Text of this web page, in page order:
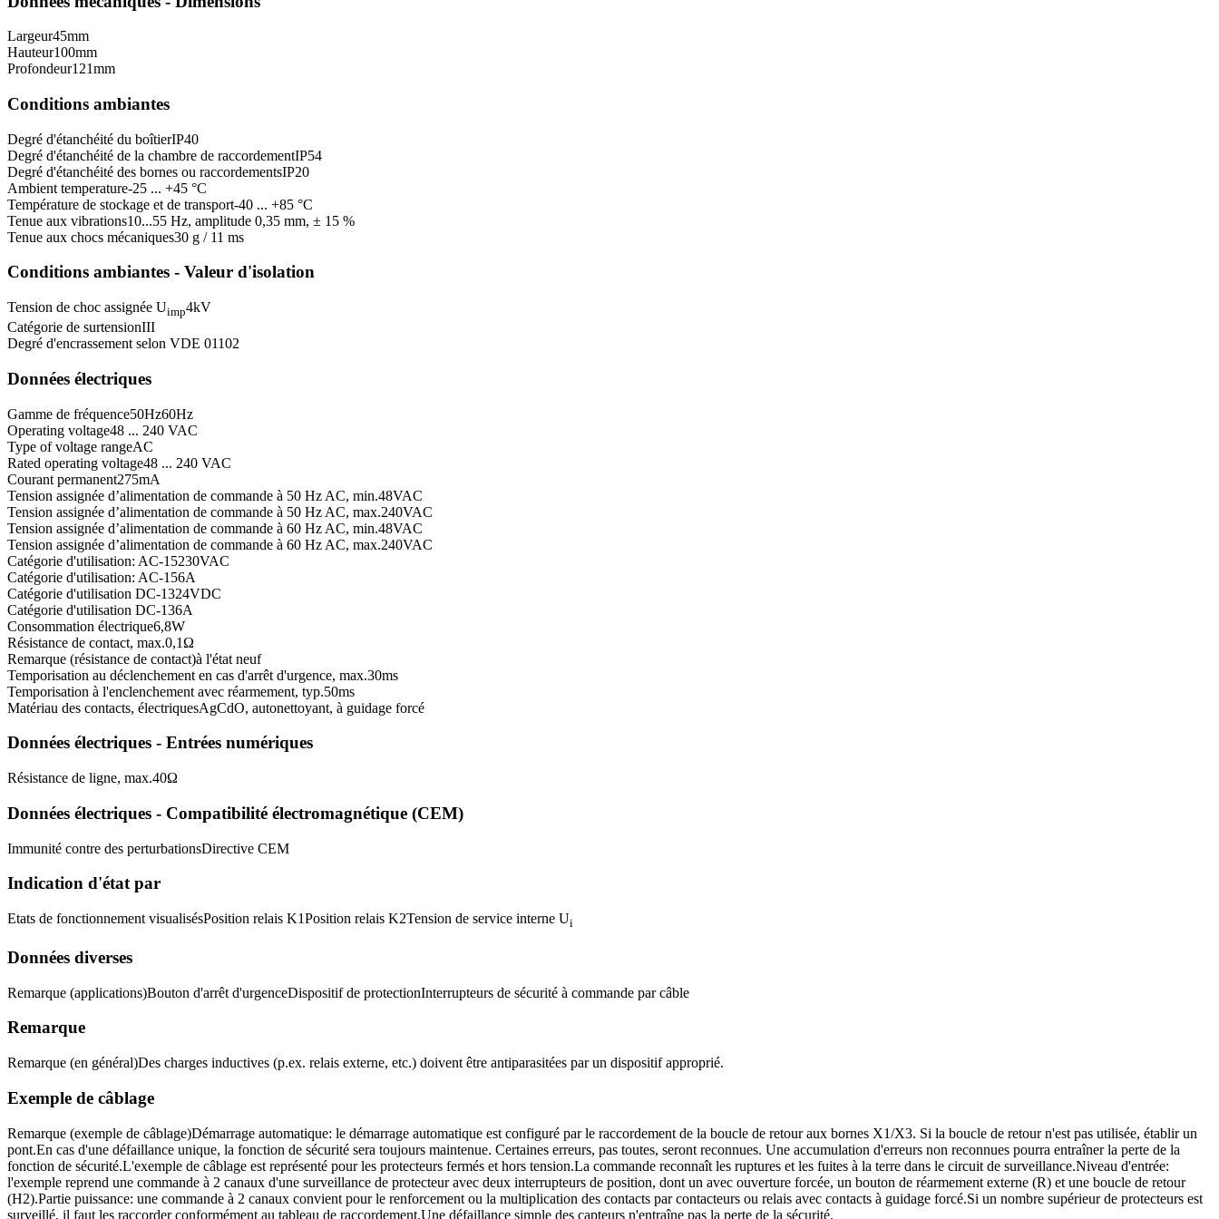
Largeur45mm
Hauteur100mm
Profondeur121mm
Conditions ambiantes
Degré d'étanchéité du boîtierIP40
Degré d'étanchéité de la chambre de raccordementIP54
Degré d'étanchéité des bornes ou raccordementsIP20
Ambient temperature-25 ... +45 °C
Température de stockage et de transport-40 ... +85 °C
Tenue aux vibrations10...55 Hz, amplitude 0,35 mm, ± 15 %
Tenue aux chocs mécaniques30 g / 11 ms
Conditions ambiantes - Valeur d'isolation
Tension de choc assignée Uimp4kV
Catégorie de surtensionIII
Degré d'encrassement selon VDE 01102
Données électriques
Gamme de fréquence50Hz60Hz
Operating voltage48 ... 240 VAC
Type of voltage rangeAC
Rated operating voltage48 ... 240 VAC
Courant permanent275mA
Tension assignée d’alimentation de commande à 50 Hz AC, min.48VAC
Tension assignée d’alimentation de commande à 50 Hz AC, max.240VAC
Tension assignée d’alimentation de commande à 60 Hz AC, min.48VAC
Tension assignée d’alimentation de commande à 60 Hz AC, max.240VAC
Catégorie d'utilisation: AC-15230VAC
Catégorie d'utilisation: AC-156A
Catégorie d'utilisation DC-1324VDC
Catégorie d'utilisation DC-136A
Consommation électrique6,8W
Résistance de contact, max.0,1Ω
Remarque (résistance de contact)à l'état neuf
Temporisation au déclenchement en cas d'arrêt d'urgence, max.30ms
Temporisation à l'enclenchement avec réarmement, typ.50ms
Matériau des contacts, électriquesAgCdO, autonettoyant, à guidage forcé
Données électriques - Entrées numériques
Résistance de ligne, max.40Ω
Données électriques - Compatibilité électromagnétique (CEM)
Immunité contre des perturbationsDirective CEM
Indication d'état par
Etats de fonctionnement visualisésPosition relais K1Position relais K2Tension de service interne Ui
Données diverses
Remarque (applications)Bouton d'arrêt d'urgenceDispositif de protectionInterrupteurs de sécurité à commande par câble
Remarque
Remarque (en général)Des charges inductives (p.ex. relais externe, etc.) doivent être antiparasitées par un dispositif approprié.
Exemple de câblage
Remarque (exemple de câblage)Démarrage automatique: le démarrage automatique est configuré par le raccordement de la boucle de retour aux bornes X1/X3. Si la boucle de retour n'est pas utilisée, établir un
pont.En cas d'une défaillance unique, la fonction de sécurité sera toujours maintenue. Certaines erreurs, pas toutes, seront reconnues. Une accumulation d'erreurs non reconnues pourra entraîner la perte de la
fonction de sécurité.L'exemple de câblage est représenté pour les protecteurs fermés et hors tension.La commande reconnaît les ruptures et les fuites à la terre dans le circuit de surveillance.Niveau d'entrée:
l'exemple reprend une commande à 2 canaux d'une surveillance de protecteur avec deux interrupteurs de position, dont un avec ouverture forcée, un bouton de réarmement externe (R) et une boucle de retour
(H2).Partie puissance: une commande à 2 canaux convient pour le renforcement ou la multiplication des contacts par contacteurs ou relais avec contacts à guidage forcé.Si un nombre supérieur de protecteurs est
surveillé, il faut les raccorder conformément au tableau de raccordement.Une défaillance simple des capteurs n'entraîne pas la perte de la sécurité.